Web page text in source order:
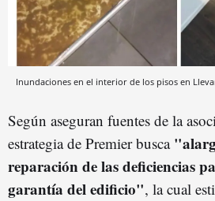
Inundaciones en el interior de los pisos en
Según aseguran fuentes de la
estrategia de Premier busca
reparación de las deficiencias
garantía del edificio", la cual